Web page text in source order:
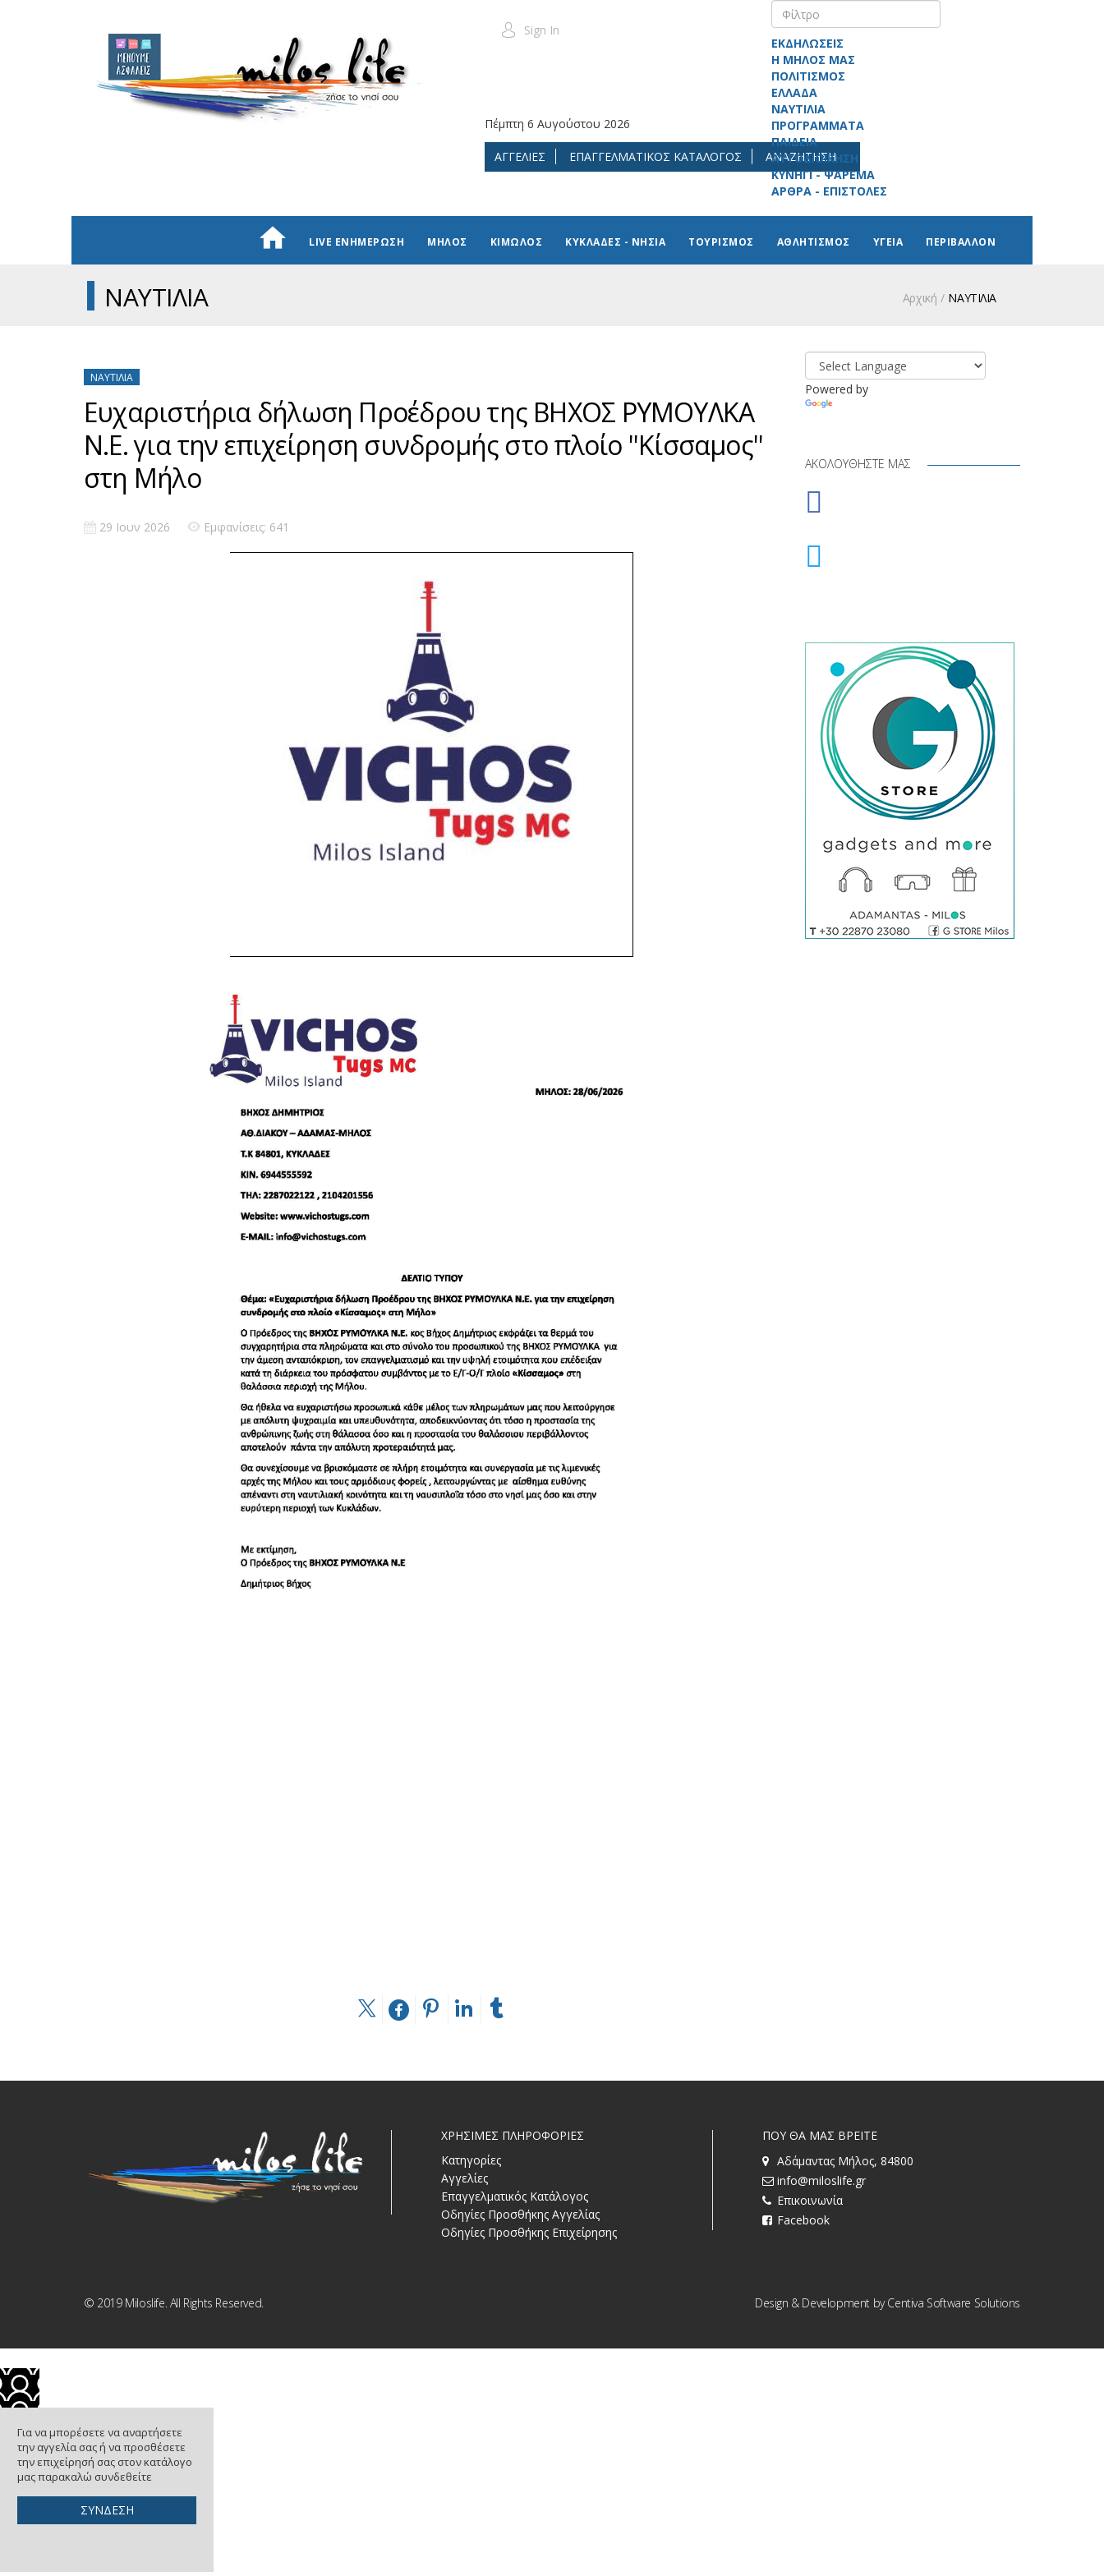
Sign In
Πέμπτη 6 Αυγούστου 2026
ΑΓΓΕΛΙΕΣ ΕΠΑΓΓΕΛΜΑΤΙΚΟΣ ΚΑΤΑΛΟΓΟΣ ΑΝΑΖΗΤΗΣΗ
ΕΚΔΗΛΩΣΕΙΣ
Η ΜΗΛΟΣ ΜΑΣ
ΠΟΛΙΤΙΣΜΟΣ
ΕΛΛΑΔΑ
ΝΑΥΤΙΛΙΑ
ΠΡΟΓΡΑΜΜΑΤΑ
ΠΑΙΔΕΙΑ
ΑΥΤΟΔΙΟΙΚΗΣΗ
ΚΥΝΗΓΙ - ΨΑΡΕΜΑ
ΑΡΘΡΑ - ΕΠΙΣΤΟΛΕΣ
LIVE ΕΝΗΜΕΡΩΣΗ ΜΗΛΟΣ ΚΙΜΩΛΟΣ ΚΥΚΛΑΔΕΣ - ΝΗΣΙΑ ΤΟΥΡΙΣΜΟΣ ΑΘΛΗΤΙΣΜΟΣ ΥΓΕΙΑ ΠΕΡΙΒΑΛΛΟΝ
ΝΑΥΤΙΛΙΑ Αρχική ΝΑΥΤΙΛΙΑ
ΝΑΥΤΙΛΊΑ
Ευχαριστήρια δήλωση Προέδρου της ΒΗΧΟΣ ΡΥΜΟΥΛΚΑ
Ν.Ε. για την επιχείρηση συνδρομής στο πλοίο ''Κίσσαμος''
στη Μήλο
29 Ιουν 2026 Εμφανίσεις: 641
Powered by
ΑΚΟΛΟΥΘΉΣΤΕ ΜΑΣ
ΧΡΗΣΙΜΕΣ ΠΛΗΡΟΦΟΡΙΕΣ
Κατηγορίες
Αγγελίες
Επαγγελματικός Κατάλογος
Οδηγίες Προσθήκης Αγγελίας
Οδηγίες Προσθήκης Επιχείρησης
ΠΟΥ ΘΑ ΜΑΣ ΒΡΕΙΤΕ
Αδάμαντας Μήλος, 84800
info@miloslife.gr
Επικοινωνία
Facebook
© 2019 Miloslife. All Rights Reserved. Design & Development byCentiva Software Solutions
Για να μπορέσετε να αναρτήσετε
την αγγελία σας ή να προσθέσετε
την επιχείρησή σας στον κατάλογο
μας παρακαλώ συνδεθείτε
ΣΥΝΔΕΣΗ